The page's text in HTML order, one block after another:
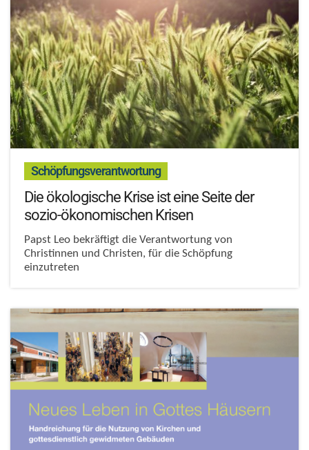
Schöpfungsverantwortung:
Die ökologische Krise ist eine Seite der
sozio-ökonomischen Krisen
Papst Leo bekräftigt die Verantwortung von
Christinnen und Christen, für die Schöpfung
einzutreten